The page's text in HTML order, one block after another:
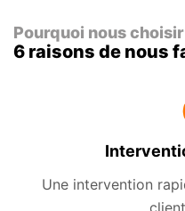
Pourquoi nous
6 raisons de nous
Une intervention